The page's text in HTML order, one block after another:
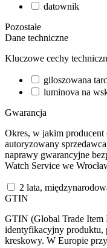
datownik
Pozostałe
Dane techniczne
Kluczowe cechy
giloszowana
luminova na
Gwarancja
Okres, w jakim producent
autoryzowany
naprawy gwarancyjne
Watch Service we
2 lata,
GTIN
GTIN (Global Trade Item
identyfikacyjny produktu,
kreskowy. W Europie